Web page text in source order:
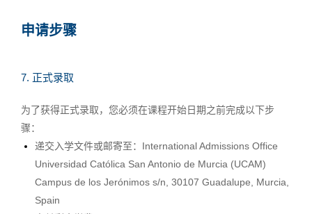
申请步骤
7. 正式录取
为了获得正式录取，您必须在课程开始日期之前完成以下步
骤：
递交入学文件或邮寄至：International Admissions Office
Universidad Católica San Antonio de Murcia (UCAM)
Campus de los Jerónimos s/n, 30107 Guadalupe, Murcia,
Spain